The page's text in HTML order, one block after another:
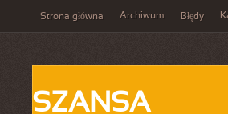
Strona główna Archiwum Błędy
SZANSA